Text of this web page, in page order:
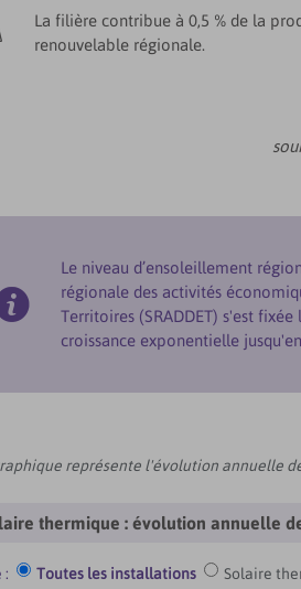
La filière contribue à 0,5 % de la
renouvelable régionale.
Le niveau d’ensoleillement
régionale des activités
Territoires (SRADDET) s'est
croissance exponentielle
représente l'évolution annuelle
thermique : évolution annuelle
: Toutes les installations Solaire